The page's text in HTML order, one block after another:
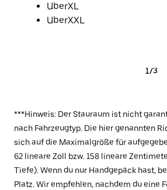
UberXL
UberXXL
1/3
***Hinweis: Der Stauraum ist nicht
nach Fahrzeugtyp. Die hier genannten
sich auf die Maximalgröße für
62 lineare Zoll bzw. 158 lineare
Tiefe). Wenn du nur Handgepäck hast,
Platz. Wir empfehlen, nachdem du eine